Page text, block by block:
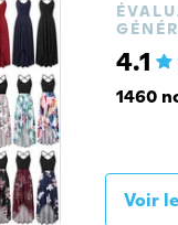
4.1
1460
Voir